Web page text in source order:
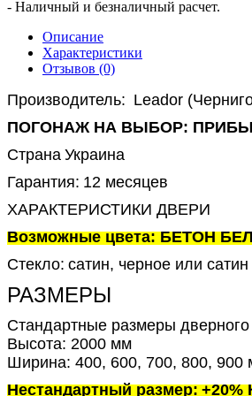
- Наличный и безналичный расчет.
Описание
Характеристики
Отзывов (0)
Производитель: Leador
ПОГОНАЖ НА ВЫБОР:
Страна Украина
Гарантия: 12 месяцев
ХАРАКТЕРИСТИКИ ДВЕРИ
Возможные цвета: БЕТОН
Стекло: сатин, черное или
РАЗМЕРЫ
Стандартные размеры
Высота: 2000 мм
Ширина: 400, 600, 700, 800, 900
Нестандартный размер: +20%